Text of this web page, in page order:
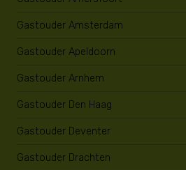
Gastouder Amsterdam
Gastouder Apeldoorn
Gastouder Arnhem
Gastouder Den Haag
Gastouder Deventer
Gastouder Drachten